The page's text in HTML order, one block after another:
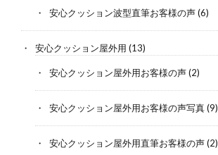
安心クッション波型直筆お客様の声(6)
安心クッション屋外用 (13)
安心クッション屋外用お客様の声(2)
安心クッション屋外用お客様の声写真(9)
安心クッション屋外用直筆お客様の声(2)